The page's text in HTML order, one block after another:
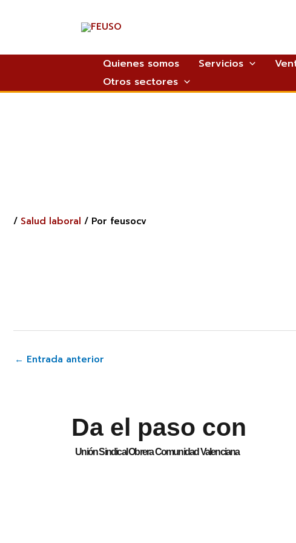
Quienes somos Servicios
Otros sectores
/ Salud laboral / Por feusocv
← Entrada anterior
Da el paso con
Unión Sindical Obrera Comunidad Valenciana